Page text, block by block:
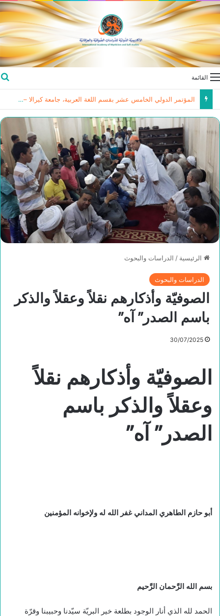
القائمة
ندوة في الأردن حول “القدس … بين استهداف الوجود و اسيدامة الشاهد الحضاري “
الرئيسية / الدراسات والبحوث
الدراسات والبحوث
الصوفيّة وأذكارهم نقلاً وعقلاً والذكر
باسم الصدر” آه”
30/07/2025
الصوفيّة وأذكارهم نقلاً
وعقلاً والذكر باسم
الصدر” آه”
أبو حازم الطاهري المداني غفر الله له ولإخوانه المؤمنين
بسم الله الرَّحمان الرَّحيم
الحمد لله الذي أنار الوجود بطلعة خير البريّة سيّدنا وحبيبنا وقرّة